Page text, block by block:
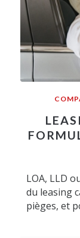
LOA, LLD
du leasing
pièges, et